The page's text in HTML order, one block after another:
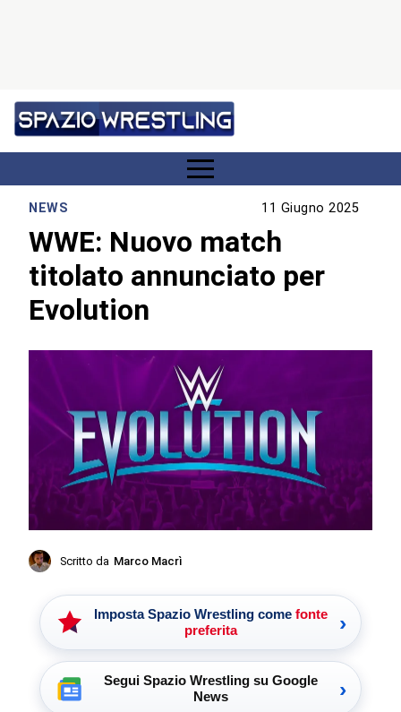
NEWS 11 Giugno 2025
WWE: Nuovo match
titolato annunciato per
Evolution
Scritto da Marco Macrì
Imposta Spazio Wrestling come fonte
preferita
›
Segui Spazio Wrestling su Google
News
›